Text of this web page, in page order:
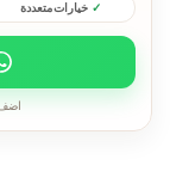
خيارات متعددة
اضف